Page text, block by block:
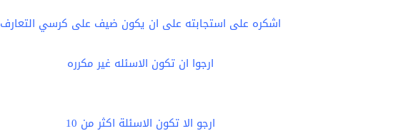
اشكره على استجابته على ان يكون ضيف على كرسي التعارف
ارجوا ان تكون الاسئله غير مكرره
ارجو الا تكون الاسئلة اكثر من 10